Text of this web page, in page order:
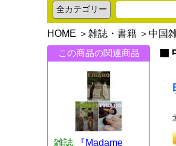
HOME ＞ 雑誌・書籍 ＞ 中国
この商品の関連商品
雑誌
『Madame